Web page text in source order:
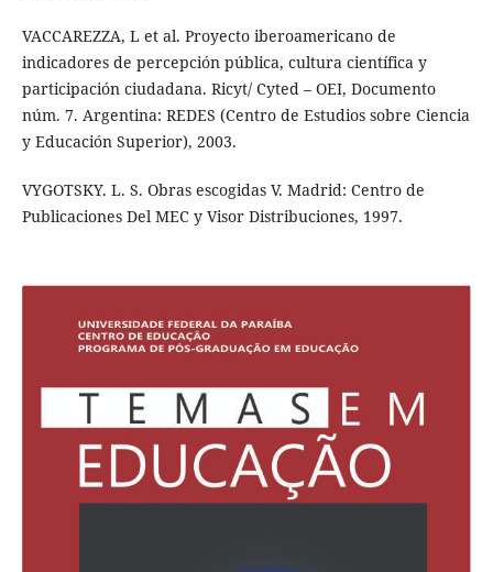
VACCAREZZA, L et al. Proyecto iberoamericano de
indicadores de percepción pública, cultura científica y
participación ciudadana. Ricyt/ Cyted – OEI, Documento
núm. 7. Argentina: REDES (Centro de Estudios sobre Ciencia
y Educación Superior), 2003.
VYGOTSKY. L. S. Obras escogidas V. Madrid: Centro de
Publicaciones Del MEC y Visor Distribuciones, 1997.